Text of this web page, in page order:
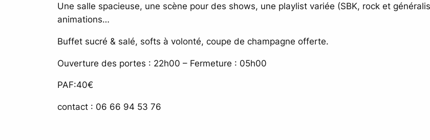
Une salle spacieuse, une scène pour des shows, une playlist variée (SBK, rock et
animations…
Buffet sucré & salé, softs à volonté, coupe de champagne offerte.
Ouverture des portes : 22h00 – Fermeture : 05h00
PAF:40€
contact : 06 66 94 53 76